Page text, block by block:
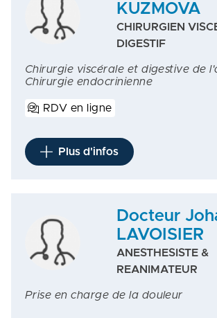
KUZMOVA
CHIRURGIEN
DIGESTIF
Chirurgie viscérale et digestive de
Chirurgie endocrinienne
RDV en ligne
Plus d'infos
Docteur
LAVOISIER
ANESTHESISTE &
REANIMATEUR
Prise en charge de la douleur